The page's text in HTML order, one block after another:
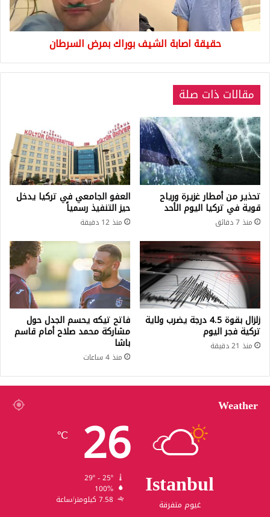
حقيقة اصابة الشيف بوراك بمرض السرطان
مقالات ذات صلة
تحذير من أمطار غزيرة ورياح
قوية في تركيا اليوم الأحد
منذ 7 دقائق
العفو الجامعي في تركيا يدخل
حيز التنفيذ رسمياً
منذ 12 دقيقة
زلزال بقوة 4.5 درجة يضرب ولاية
تركية فجر اليوم
منذ 21 دقيقة
فاتح تيكه يحسم الجدل حول
مشاركة محمد صلاح أمام قاسم
باشا
منذ 4 ساعات
Weather
Istanbul
غيوم متفرقة
26
℃
100%
7.58 كيلومتر/ساعة